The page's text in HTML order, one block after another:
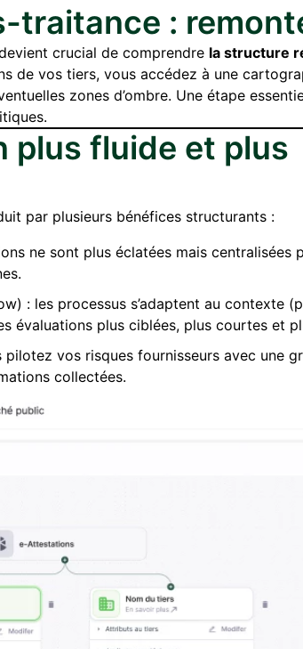
traitance :
crucial de comprendre la structure
de vos tiers, vous accédez à une
zones d’ombre. Une étape
plus fluide et plus
par plusieurs bénéfices structurants :
ne sont plus éclatées mais centralisées
: les processus s’adaptent au contexte
évaluations plus ciblées, plus courtes et
pilotez vos risques fournisseurs avec une
collectées.